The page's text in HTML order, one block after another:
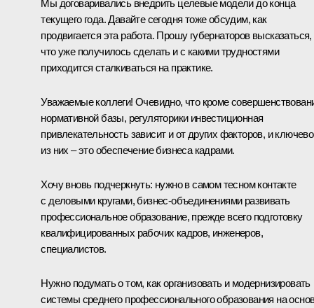
Мы договаривались внедрить целевые модели до конца
текущего года. Давайте сегодня тоже обсудим, как
продвигается эта работа. Прошу губернаторов высказаться,
что уже получилось сделать и с какими трудностями
приходится сталкиваться на практике.
Уважаемые коллеги! Очевидно, что кроме
нормативной базы, регуляторики инвестиционная
привлекательность зависит и от других факторов, и
из них – это обеспечение бизнеса кадрами.
Хочу вновь подчеркнуть: нужно в самом тесном контакте
с деловыми кругами, бизнес-объединениями развивать
профессиональное образование, прежде всего подготовку
квалифицированных рабочих кадров, инженеров,
специалистов.
Нужно подумать о том, как организовать и модернизировать
системы среднего профессионального образования на